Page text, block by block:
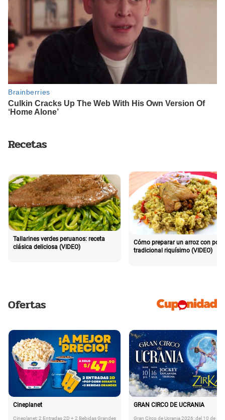
Recetas
Tallarines verdes peruanos: receta
clásica deliciosa (VIDEO)
Cómo preparar un arroz con pollo
tradicional riquísimo (VIDEO)
Ofertas
Cineplanet
Cineplanet: 2 Entradas 2D + 2 Bebidas Grandes
GRAN CIRCO DE UCRANIA
Gran Circo de Ucrania 2026: del 10 de